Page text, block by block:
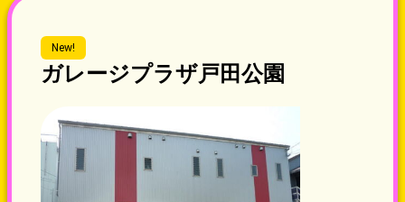
New!
ガレージプラザ戸田公園